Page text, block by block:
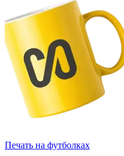
Печать на футболках